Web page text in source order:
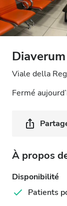
Viale della
Fermé
À propos
Disponibilité
Patients